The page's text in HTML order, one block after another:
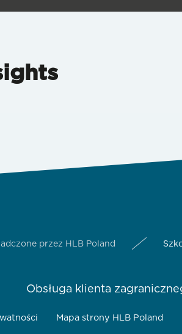
przez HLB Poland
Obsługa klienta
Mapa strony HLB Poland